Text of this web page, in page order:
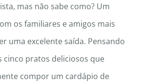
mas não sabe como? Um
os familiares e amigos mais
uma excelente saída. Pensando
cinco pratos deliciosos que
compor um cardápio de